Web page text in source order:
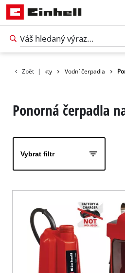
čeština
CS čeština
English
Deutsch
Zpět |
Produkty Vodní čerpadla
Ponorná čerpadla
Vybrat filtr